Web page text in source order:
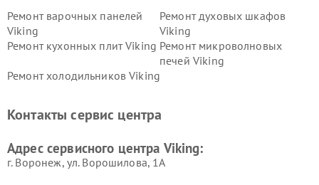
Ремонт варочных панелей
Viking
Ремонт духовых шкафов
Viking
Ремонт кухонных плит Viking Ремонт микроволновых
печей Viking
Ремонт холодильников Viking
Контакты сервис центра
Адрес сервисного центра Viking:
г. Воронеж, ул. Ворошилова, 1А